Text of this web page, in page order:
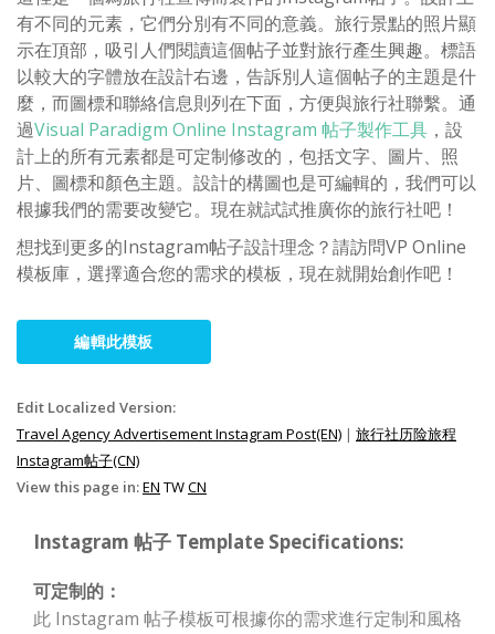
有不同的元素，它們分別有不同的意義。旅行景點的照片顯
示在頂部，吸引人們閱讀這個帖子並對旅行產生興趣。標語
以較大的字體放在設計右邊，告訴別人這個帖子的主題是什
麼，而圖標和聯絡信息則列在下面，方便與旅行社聯繫。通
過Visual Paradigm Online Instagram 帖子製作工具 ，設
計上的所有元素都是可定制修改的，包括文字、圖片、照
片、圖標和顏色主題。設計的構圖也是可編輯的，我們可以
根據我們的需要改變它。現在就試試推廣你的旅行社吧！
想找到更多的Instagram帖子設計理念？請訪問VP Online
模板庫，選擇適合您的需求的模板，現在就開始創作吧！
編輯此模板
Edit Localized Version:
Travel Agency Advertisement Instagram Post(EN) | 旅行社历险旅程
Instagram帖子(CN)
View this page in:EN TWCN
Instagram 帖子 Template Specifications:
可定制的：
此 Instagram 帖子模板可根據你的需求進行定制和風格